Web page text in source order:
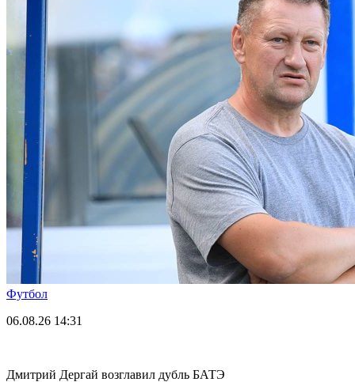
Футбол
06.08.26 14:31
Дмитрий Дергай возглавил дубль БАТЭ